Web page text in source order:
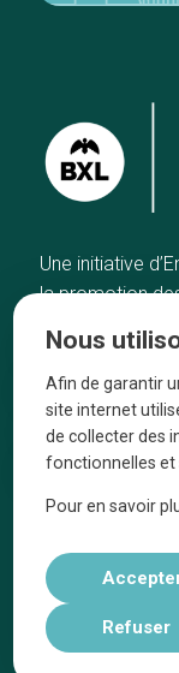
Une initiative
la promotion
Accueil
Bonnes
Quartiers
Blog
Tops 10
Nous
Afin de garantir
site internet
de collecter des
fonctionnelles et
Pour en savoir
Refuser